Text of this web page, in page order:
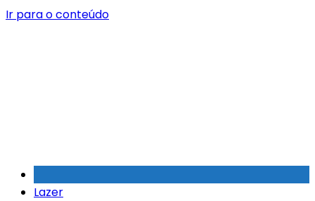
Ir para o conteúdo
Lazer